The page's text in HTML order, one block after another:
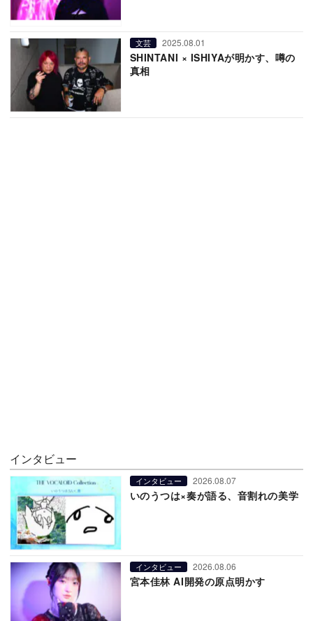
文芸 2025.08.01
SHINTANI × ISHIYAが明かす、噂の
真相
インタビュー
インタビュー 2026.08.07
いのうつは×奏が語る、音割れの美学
インタビュー 2026.08.06
宮本佳林 AI開発の原点明かす